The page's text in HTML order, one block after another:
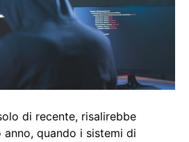
di recente, risalirebbe
anno, quando i sistemi di